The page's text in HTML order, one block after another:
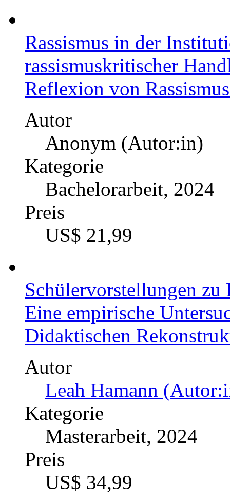
Rassismus in der
rassismuskritischer
Reflexion von
Autor
Anonym (Autor:in)
Kategorie
Bachelorarbeit, 2024
Preis
US$ 21,99
Schülervorstellungen
Eine empirische
Didaktischen
Autor
Leah Hamann
Kategorie
Masterarbeit, 2024
Preis
US$ 34,99